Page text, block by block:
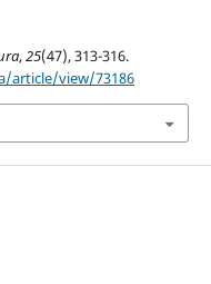
,25(47), 313-316.
article/view/73186